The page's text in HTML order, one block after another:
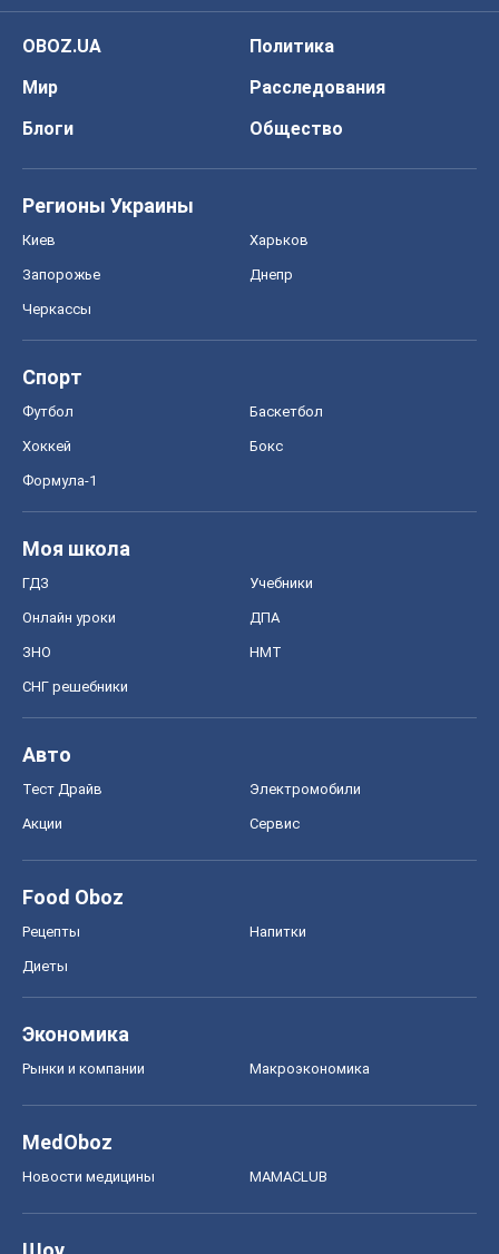
OBOZ.UA
Политика
Мир
Расследования
Блоги
Общество
Регионы Украины
Киев Харьков
Запорожье Днепр
Черкассы
Спорт
Футбол Баскетбол
Хоккей Бокс
Формула-1
Моя школа
ГДЗ Учебники
Онлайн уроки ДПА
ЗНО НМТ
СНГ решебники
Авто
Тест Драйв Электромобили
Акции Сервис
Food Oboz
Рецепты Напитки
Диеты
Экономика
Рынки и компании Mакроэкономика
MedOboz
Новости медицины MAMACLUB